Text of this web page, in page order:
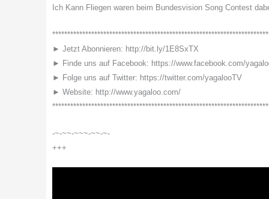
Ich Kann Fliegen waren beim Bundesvision Song Contest
► Jetzt Abonnieren: http://bit.ly/1E8SxTX
► Finde uns auf Facebook: https://www.facebook.com/
► Folge uns auf Twitter: https://twitter.com/yagalooTV
► Website: http://www.yagaloo.com/
-~-~~-~~~-~~-~-
+++